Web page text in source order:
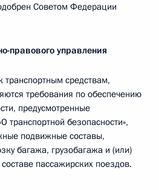
Советом Федерации
правового управления
средствам,
требования по обеспечению
предусмотренные
безопасности»,
подвижные составы,
багажа, грузобагажа и (или)
пассажирских поездов.